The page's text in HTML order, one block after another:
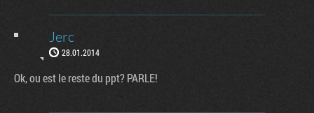
Jerc
28.01.2014
Ok, ou est le reste du ppt? PARLE!